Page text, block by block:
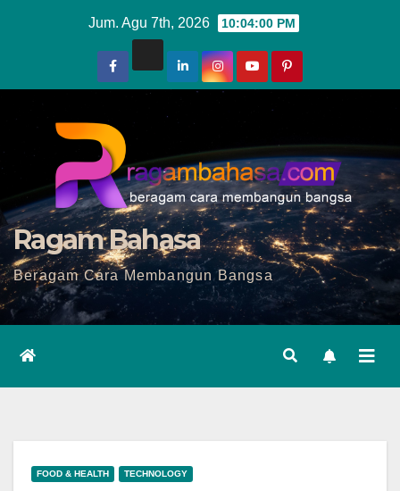
Jum. Agu 7th, 2026 10:04:02 PM
Ragam Bahasa
Beragam Cara Membangun Bangsa
FOOD & HEALTH TECHNOLOGY